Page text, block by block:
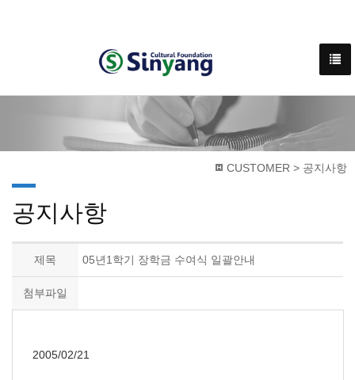
CUSTOMER > 공지사항
공지사항
제목 05년1학기 장학금 수여식 일괄안내
첨부파일
2005/02/21